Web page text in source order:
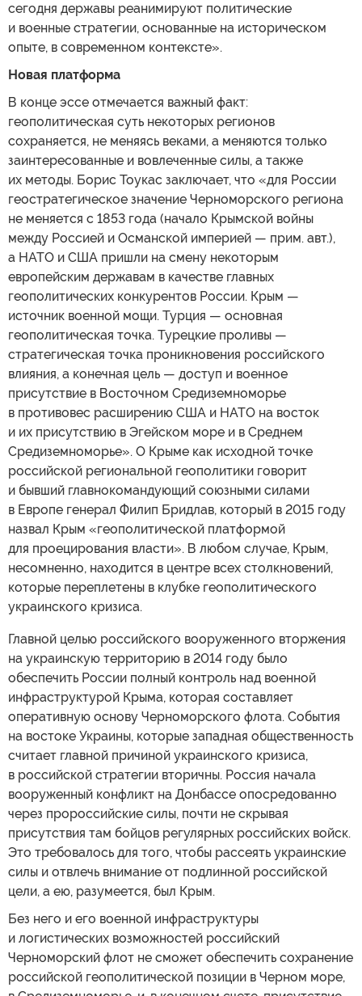
сегодня державы реанимируют политические
и военные стратегии, основанные на историческом
опыте, в современном контексте».
Новая платформа
В конце эссе отмечается важный факт:
геополитическая суть некоторых регионов
сохраняется, не меняясь веками, а меняются только
заинтересованные и вовлеченные силы, а также
их методы. Борис Тоукас заключает, что «для России
геостратегическое значение Черноморского региона
не меняется с 1853 года (начало Крымской войны
между Россией и Османской империей — прим. авт.),
а НАТО и США пришли на смену некоторым
европейским державам в качестве главных
геополитических конкурентов России. Крым —
источник военной мощи. Турция — основная
геополитическая точка. Турецкие проливы —
стратегическая точка проникновения российского
влияния, а конечная цель — доступ и военное
присутствие в Восточном Средиземноморье
в противовес расширению США и НАТО на восток
и их присутствию в Эгейском море и в Среднем
Средиземноморье». О Крыме как исходной точке
российской региональной геополитики говорит
и бывший главнокомандующий союзными силами
в Европе генерал Филип Бридлав, который в 2015 году
назвал Крым «геополитической платформой
для проецирования власти». В любом случае, Крым,
несомненно, находится в центре всех столкновений,
которые переплетены в клубке геополитического
украинского кризиса.
Главной целью российского вооруженного вторжения
на украинскую территорию в 2014 году было
обеспечить России полный контроль над военной
инфраструктурой Крыма, которая составляет
оперативную основу Черноморского флота. События
на востоке Украины, которые западная общественность
считает главной причиной украинского кризиса,
в российской стратегии вторичны. Россия начала
вооруженный конфликт на Донбассе опосредованно
через пророссийские силы, почти не скрывая
присутствия там бойцов регулярных российских войск.
Это требовалось для того, чтобы рассеять украинские
силы и отвлечь внимание от подлинной российской
цели, а ею, разумеется, был Крым.
Без него и его военной инфраструктуры
и логистических возможностей российский
Черноморский флот не сможет обеспечить сохранение
российской геополитической позиции в Черном море,